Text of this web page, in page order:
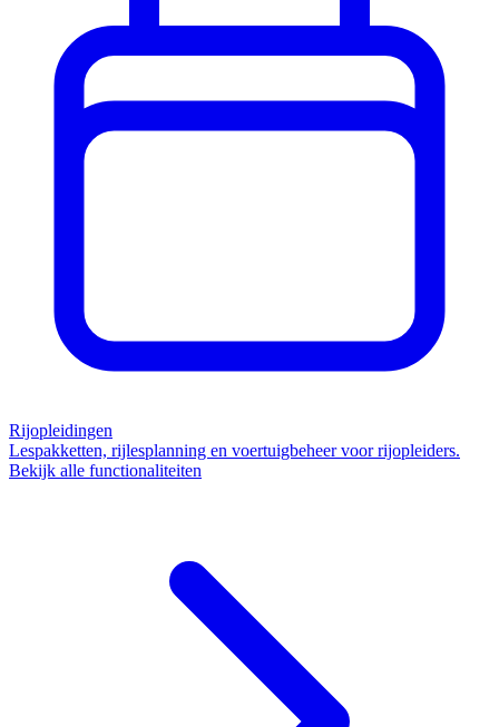
Rijopleidingen
Lespakketten, rijlesplanning en voertuigbeheer voor rijopleiders.
Bekijk alle functionaliteiten